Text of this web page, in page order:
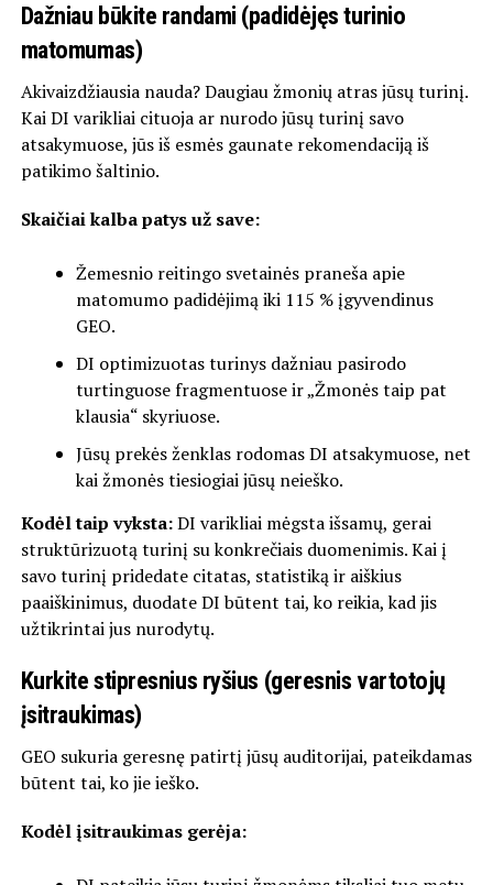
Dažniau būkite randami (padidėjęs turinio
matomumas)
Akivaizdžiausia nauda? Daugiau žmonių atras jūsų turinį.
Kai DI varikliai cituoja ar nurodo jūsų turinį savo
atsakymuose, jūs iš esmės gaunate rekomendaciją iš
patikimo šaltinio.
Skaičiai kalba patys už save:
Žemesnio reitingo svetainės praneša apie
matomumo padidėjimą iki 115 % įgyvendinus
GEO.
DI optimizuotas turinys dažniau pasirodo
turtinguose fragmentuose ir „Žmonės taip pat
klausia“ skyriuose.
Jūsų prekės ženklas rodomas DI atsakymuose, net
kai žmonės tiesiogiai jūsų neieško.
Kodėl taip vyksta:DI varikliai mėgsta išsamų, gerai
struktūrizuotą turinį su konkrečiais duomenimis. Kai į
savo turinį pridedate citatas, statistiką ir aiškius
paaiškinimus, duodate DI būtent tai, ko reikia, kad jis
užtikrintai jus nurodytų.
Kurkite stipresnius ryšius (geresnis vartotojų
įsitraukimas)
GEO sukuria geresnę patirtį jūsų auditorijai, pateikdamas
būtent tai, ko jie ieško.
Kodėl įsitraukimas gerėja: